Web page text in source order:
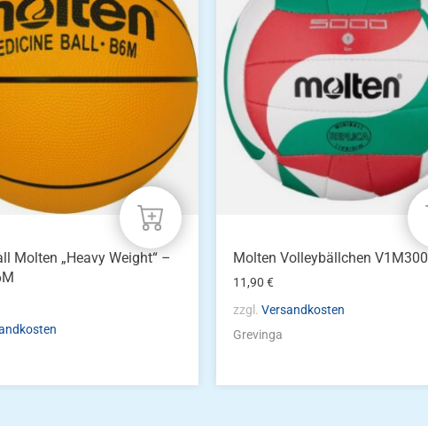
Molten „Heavy Weight“ –
Molten Volleybällchen V1M300
11,90€
zzgl.Versandkosten
Grevinga